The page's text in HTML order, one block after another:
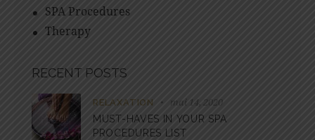
SPA Procedures
Therapy
RECENT POSTS
RELAXATION mai 14, 2020
MUST-HAVES IN YOUR SPA
PROCEDURES LIST